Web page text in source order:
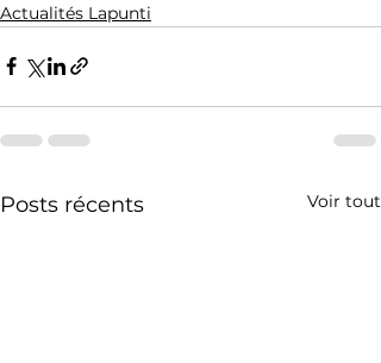
Actualités Lapunti
Posts récents Voir tout